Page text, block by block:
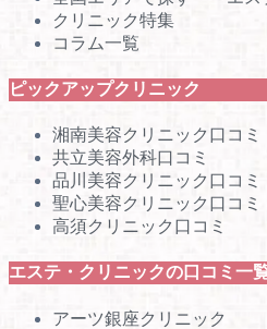
クリニック特集
コラム一覧
ピックアップクリニック
湘南美容クリニック口コミ
共立美容外科口コミ
品川美容クリニック口コミ
聖心美容クリニック口コミ
高須クリニック口コミ
エステ・クリニックの口コミ一
アーツ銀座クリニック